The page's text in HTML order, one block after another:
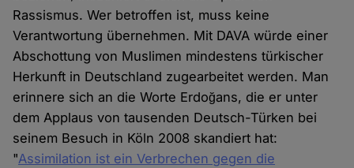
Rassismus. Wer betroffen ist, muss keine
Verantwortung übernehmen. Mit DAVA würde einer
Abschottung von Muslimen mindestens türkischer
Herkunft in Deutschland zugearbeitet werden. Man
erinnere sich an die Worte Erdoğans, die er unter
dem Applaus von tausenden Deutsch-Türken bei
seinem Besuch in Köln 2008 skandiert hat:
"Assimilation ist ein Verbrechen gegen die